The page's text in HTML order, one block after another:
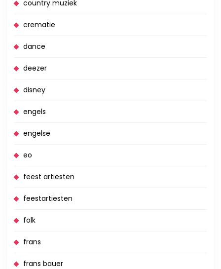
country muziek
crematie
dance
deezer
disney
engels
engelse
eo
feest artiesten
feestartiesten
folk
frans
frans bauer